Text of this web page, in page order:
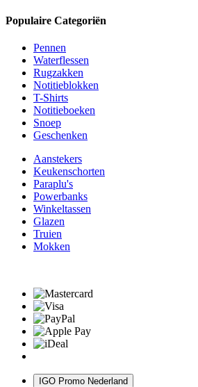
Populaire Categoriën
Pennen
Waterflessen
Rugzakken
Notitieblokken
T-Shirts
Notitieboeken
Snoep
Geschenken
Aanstekers
Keukenschorten
Paraplu's
Powerbanks
Winkeltassen
Glazen
Truien
Mokken
IGO Promo Nederland